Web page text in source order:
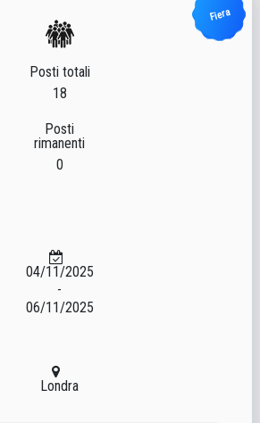
Posti totali
18
Posti
rimanenti
0
Fiera
04/11/2025
-
06/11/2025
Londra